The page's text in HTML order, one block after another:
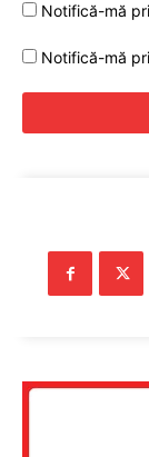
Rețea
Contact
Notifică-mă
Notifică-mă